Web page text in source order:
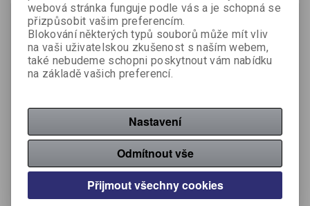
prešpánové s gumou bez
chlopní - žlutá
Hit Office
Katalogové číslo:411940
Odkládací mapy
prešpánové s gumou bez
chlopní - zelená
Výrobce:Hit Office
Katalogové číslo:411920
webová stránka funguje podle vás a je schopná se
přizpůsobit vašim preferencím.
Blokování některých typů souborů může mít vliv
na vaši uživatelskou zkušenost s naším webem,
také nebudeme schopni poskytnout vám nabídku
na základě vašich preferencí.
Nastavení
Odmítnout vše
Přijmout všechny cookies